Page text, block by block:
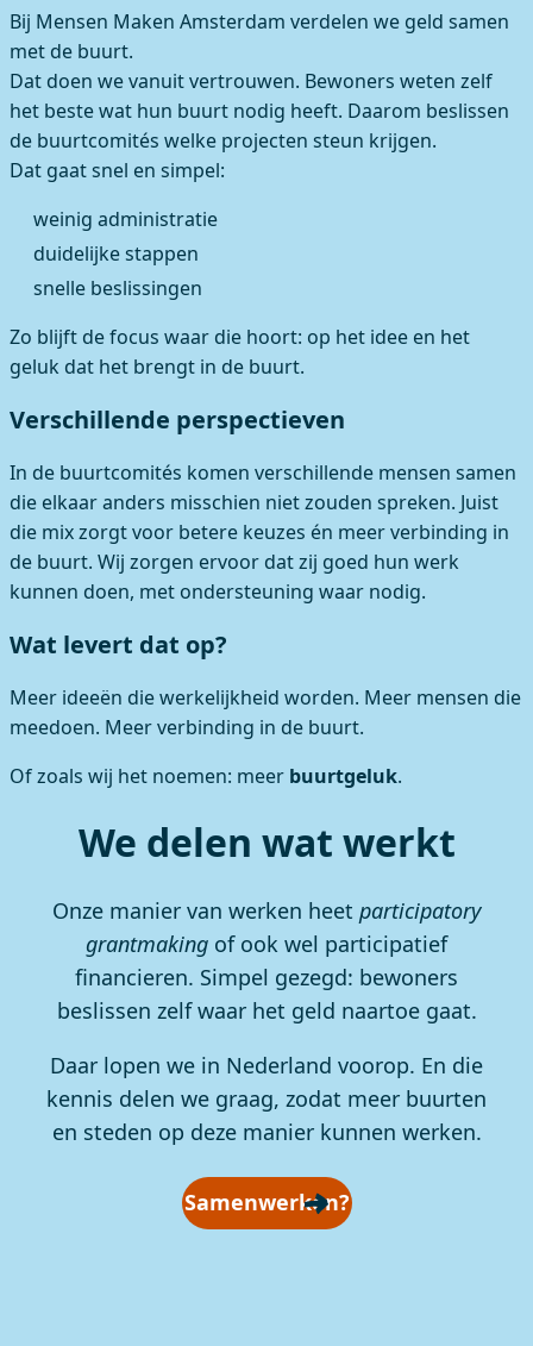
Bij Mensen Maken Amsterdam verdelen we geld samen
met de buurt.
Dat doen we vanuit vertrouwen. Bewoners weten zelf
het beste wat hun buurt nodig heeft. Daarom beslissen
de buurtcomités welke projecten steun krijgen.
Dat gaat snel en simpel:
weinig administratie
duidelijke stappen
snelle beslissingen
Zo blijft de focus waar die hoort: op het idee en het
geluk dat het brengt in de buurt.
Verschillende perspectieven
In de buurtcomités komen verschillende mensen samen
die elkaar anders misschien niet zouden spreken. Juist
die mix zorgt voor betere keuzes én meer verbinding in
de buurt. Wij zorgen ervoor dat zij goed hun werk
kunnen doen, met ondersteuning waar nodig.
Wat levert dat op?
Meer ideeën die werkelijkheid worden. Meer mensen die
meedoen. Meer verbinding in de buurt.
Of zoals wij het noemen: meer buurtgeluk.
We delen wat werkt
Onze manier van werken heet participatory
grantmaking of ook wel participatief
financieren. Simpel gezegd: bewoners
beslissen zelf waar het geld naartoe gaat.
Daar lopen we in Nederland voorop. En die
kennis delen we graag, zodat meer buurten
en steden op deze manier kunnen werken.
Samenwerken?